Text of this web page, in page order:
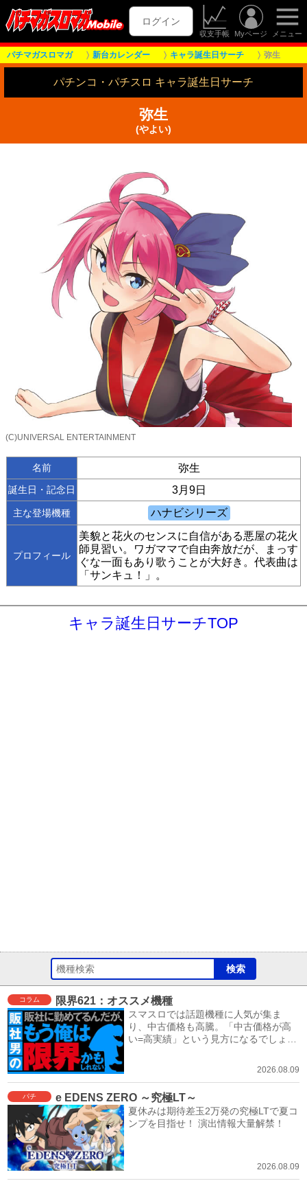
ログイン
収支手帳 Myページ メニュー
パチマガスロマガ 新台カレンダー キャラ誕生日サーチ 弥生
パチンコ・パチスロ キャラ誕生日サーチ
弥生
(やよい)
(C)UNIVERSAL ENTERTAINMENT
名前 弥生
誕生日・記念日 3月9日
主な登場機種
プロフィール
美貌と花火のセンスに自信がある悪屋の花火
師見習い。ワガママで自由奔放だが、まっす
ぐな一面もあり歌うことが大好き。代表曲は
「サンキュ！」。
キャラ誕生日サーチTOP
コラム 限界621：オススメ機種
スマスロでは話題機種に人気が集ま
り、中古価格も高騰。「中古価格が高
い=高実績」という見方になるでしょ
2026.08.09
パチ e EDENS ZERO ～究極LT～
夏休みは期待差玉2万発の究極LTで夏コ
ンプを目指せ！ 演出情報大量解禁！
2026.08.09